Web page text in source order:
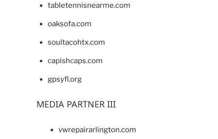
tabletennisnearme.com
oaksofa.com
soultacohtx.com
capishcaps.com
gpsyfl.org
MEDIA PARTNER III
vwrepairarlington.com